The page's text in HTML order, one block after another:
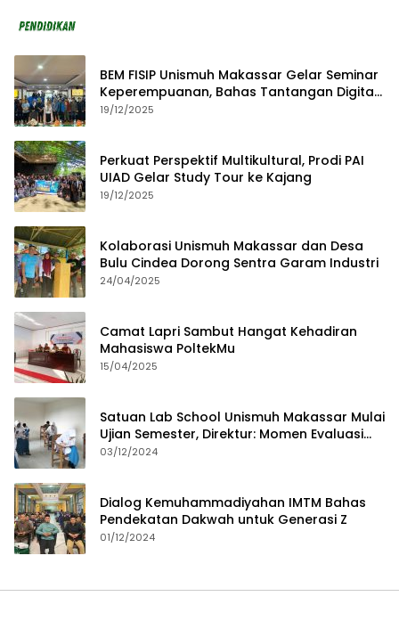
BEM FISIP Unismuh Makassar Gelar Seminar
Keperempuanan, Bahas Tantangan Digital
dan Budaya Lokal
19/12/2025
Perkuat Perspektif Multikultural, Prodi PAI
UIAD Gelar Study Tour ke Kajang
19/12/2025
Kolaborasi Unismuh Makassar dan Desa
Bulu Cindea Dorong Sentra Garam Industri
24/04/2025
Camat Lapri Sambut Hangat Kehadiran
Mahasiswa PoltekMu
15/04/2025
Satuan Lab School Unismuh Makassar Mulai
Ujian Semester, Direktur: Momen Evaluasi
Proses Pembelajaran
03/12/2024
Dialog Kemuhammadiyahan IMTM Bahas
Pendekatan Dakwah untuk Generasi Z
01/12/2024